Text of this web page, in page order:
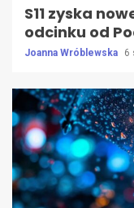
S11 zyska
odcinku od
Joanna Wróblewska 6